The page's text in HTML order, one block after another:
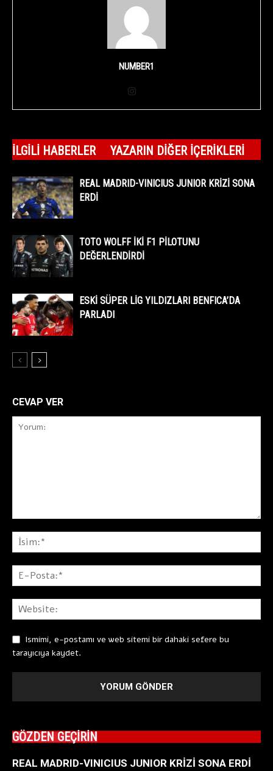
NUMBER1
İLGILI HABERLER YAZARIN DIĞER İÇERIKLERI
REAL MADRID-VINICIUS JUNIOR KRİZİ SONA
ERDİ
TOTO WOLFF İKİ F1 PİLOTUNU
DEĞERLENDİRDİ
ESKİ SÜPER LİG YILDIZLARI BENFICA’DA
PARLADI
CEVAP VER
Ismimi, e-postamı ve web sitemi bir dahaki sefere bu
tarayıcıya kaydet.
GÖZDEN GEÇİRİN
REAL MADRID-VINICIUS JUNIOR KRİZİ SONA ERDİ